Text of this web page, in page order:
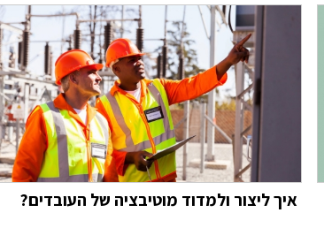
איך ליצור ולמדוד מוטיבציה של העובדים?